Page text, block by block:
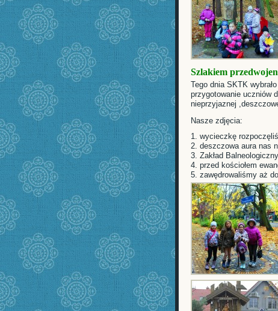
Szlakiem
Tego dnia SKTK
przygotowanie uczniów
nieprzyjaznej
Nasze zdjęcia:
1. wycieczkę
2. deszczowa aura nas
3. Zakład
4. przed kościołem
5. zawędrowaliśmy aż